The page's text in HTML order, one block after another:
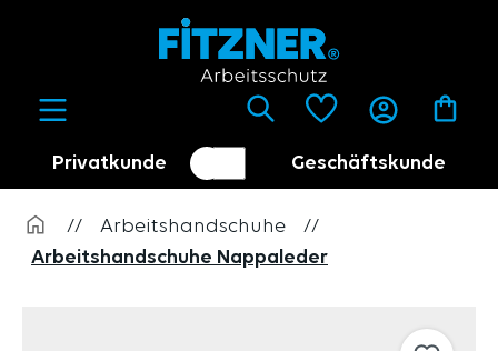
Privatkunde
Kundenumschalter
Geschäftskunde
Händler
// Arbeitshandschuhe
//
Arbeitshandschuhe Nappaleder